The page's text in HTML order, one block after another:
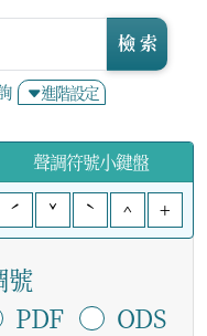
進階設定
檢 索
聲調符號小鍵盤
ˊ
ˇ ˋ ^ +
號
PDF
ODS